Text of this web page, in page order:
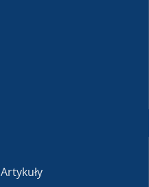
Artykuły